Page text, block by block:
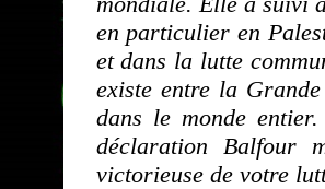
en particulier en
et dans la lutte
existe entre la
dans le monde
déclaration Balfour
victorieuse de votre